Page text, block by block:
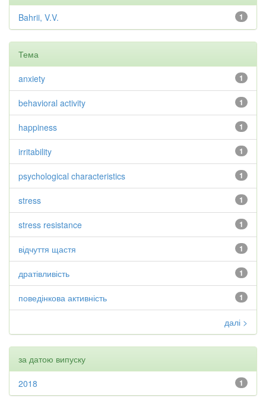
1
Bahrii, V.V.
Тема
1
anxiety
1
behavioral activity
1
happiness
1
irritability
1
psychological characteristics
1
stress
1
stress resistance
1
відчуття щастя
1
дратівливість
1
поведінкова активність
далі >
за датою випуску
1
2018